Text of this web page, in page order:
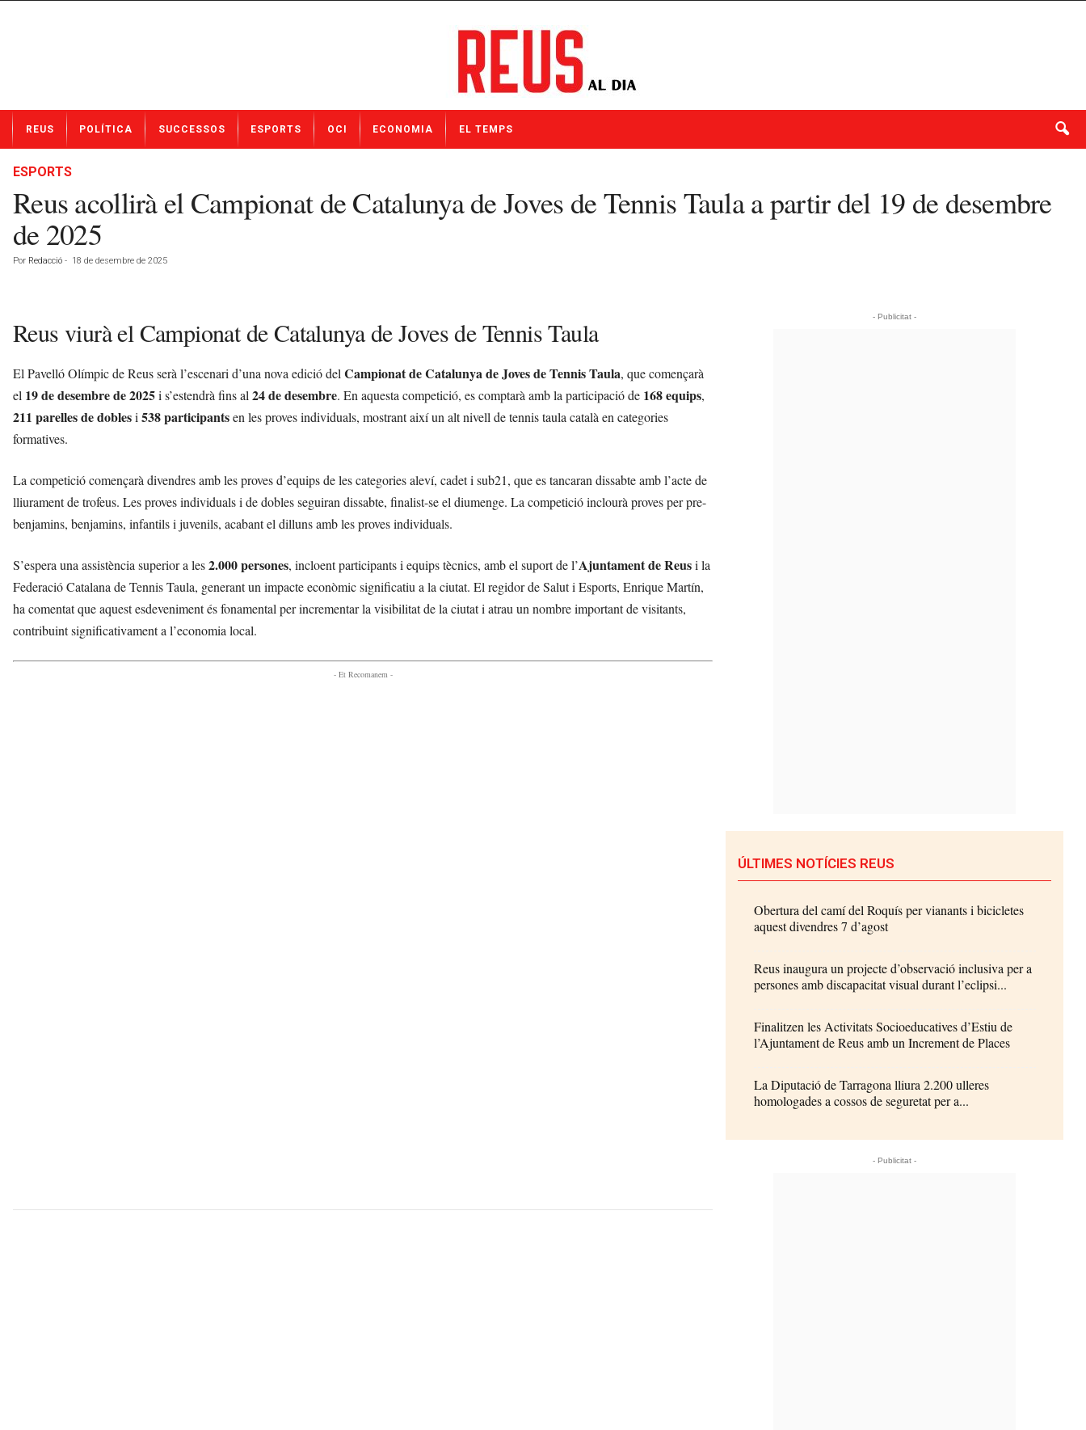
t
REUS POLÍTICA SUCCESSOS ESPORTS OCI ECONOMIA EL TEMPS
ESPORTS
Reus acollirà el Campionat de Catalunya de Joves de Tennis Taula a partir del 19 de desembre
de 2025
Por Redacció - 18 de desembre de 2025
Reus viurà el Campionat de Catalunya de Joves de Tennis Taula
El Pavelló Olímpic de Reus serà l’escenari d’una nova edició del Campionat de Catalunya de Joves de Tennis Taula, que començarà
el 19 de desembre de 2025i s’estendrà fins al 24 de desembre. En aquesta competició, es comptarà amb la participació de 168 equips,
211 parelles de doblesi 538 participantsen les proves individuals, mostrant així un alt nivell de tennis taula català en categories
formatives.
La competició començarà divendres amb les proves d’equips de les categories aleví, cadet i sub21, que es tancaran dissabte amb l’acte de
lliurament de trofeus. Les proves individuals i de dobles seguiran dissabte, finalist-se el diumenge. La competició inclourà proves per pre-
benjamins, benjamins, infantils i juvenils, acabant el dilluns amb les proves individuals.
S’espera una assistència superior a les2.000 persones, incloent participants i equips tècnics, amb el suport de l’Ajuntament de Reusi la
Federació Catalana de Tennis Taula, generant un impacte econòmic significatiu a la ciutat. El regidor de Salut i Esports, Enrique Martín,
ha comentat que aquest esdeveniment és fonamental per incrementar la visibilitat de la ciutat i atrau un nombre important de visitants,
contribuint significativament a l’economia local.
- Et Recomanem -
- Publicitat -
ÚLTIMES NOTÍCIES REUS
Obertura del camí del Roquís per vianants i bicicletes
aquest divendres 7 d’agost
Reus inaugura un projecte d’observació inclusiva per a
persones amb discapacitat visual durant l’eclipsi...
Finalitzen les Activitats Socioeducatives d’Estiu de
l’Ajuntament de Reus amb un Increment de Places
La Diputació de Tarragona lliura 2.200 ulleres
homologades a cossos de seguretat per a...
- Publicitat -